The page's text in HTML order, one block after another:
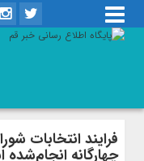
فرایند انتخابات
چهارگانه